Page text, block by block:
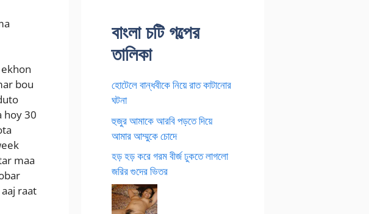
bou
hoy 30
maa
raat
বাংলা চটি গল্পের
তালিকা
হোটেলে বান্ধবীকে নিয়ে রাত কাটানোর
ঘটনা
হুজুর আমাকে আরবি পড়তে দিয়ে
আমার আম্মুকে চোদে
হড় হড় করে গরম বীর্জ ঢুকতে লাগলো
জরির গুদের ভিতর